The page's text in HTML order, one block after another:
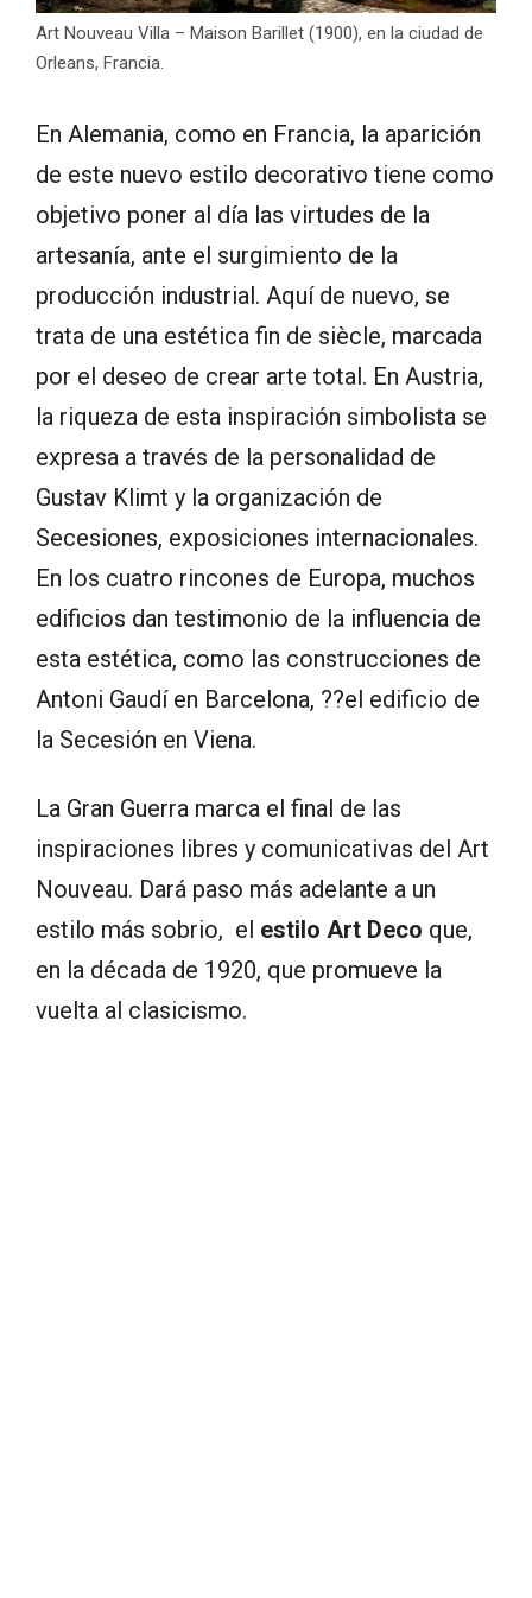
Art Nouveau Villa – Maison Barillet (1900), en la ciudad de
Orleans, Francia.
En Alemania, como en Francia, la aparición
de este nuevo estilo decorativo tiene como
objetivo poner al día las virtudes de la
artesanía, ante el surgimiento de la
producción industrial. Aquí de nuevo, se
trata de una estética fin de siècle, marcada
por el deseo de crear arte total. En Austria,
la riqueza de esta inspiración simbolista se
expresa a través de la personalidad de
Gustav Klimt y la organización de
Secesiones, exposiciones internacionales.
En los cuatro rincones de Europa, muchos
edificios dan testimonio de la influencia de
esta estética, como las construcciones de
Antoni Gaudí en Barcelona, ??el edificio de
la Secesión en Viena.
La Gran Guerra marca el final de las
inspiraciones libres y comunicativas del Art
Nouveau. Dará paso más adelante a un
estilo más sobrio, el estilo Art Deco que,
en la década de 1920, que promueve la
vuelta al clasicismo.